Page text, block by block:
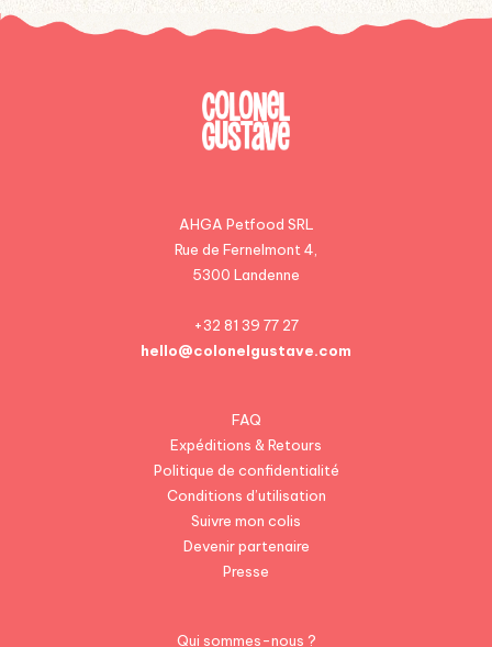
AHGA Petfood SRL
Rue de Fernelmont 4,
5300 Landenne
+32 81 39 77 27
hello@colonelgustave.com
FAQ
Expéditions & Retours
Politique de confidentialité
Conditions d’utilisation
Suivre mon colis
Devenir partenaire
Presse
Qui sommes-nous ?